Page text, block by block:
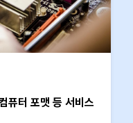
퓨터 포맷 등 서비스